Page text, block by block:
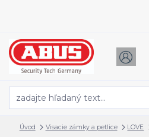
Úvod Visacie zámky a petlice LOVE